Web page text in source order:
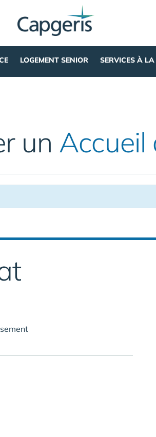
LOGEMENT SENIOR SERVICES À
un Accueil